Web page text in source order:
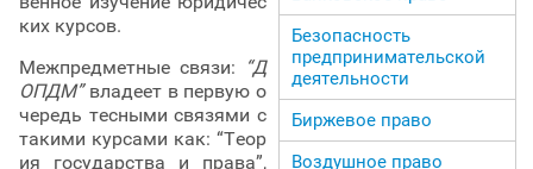
ких курсов.
Межпредметные связи:
“Д
ОПДМ” владеет в первую о
чередь тесными связями с
такими курсами как: “Теор
ия государства и права”,
Безопасность
предпринимательской
деятельности
Биржевое право
Воздушное право